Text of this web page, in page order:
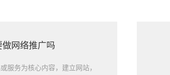
做网络推广吗
服务为核心内容，建立网站，